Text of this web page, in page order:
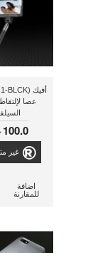
عصا
100.0
غير
اضافة
للمقارنة